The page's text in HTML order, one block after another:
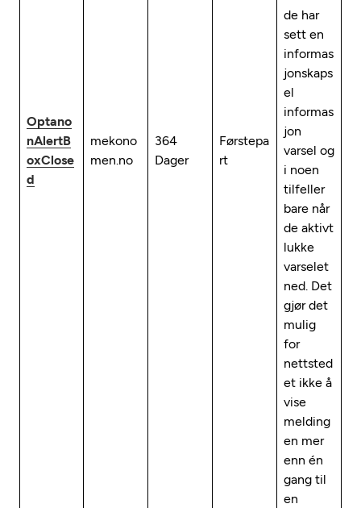
Optano
nAlertB
oxClose
d
mekono
men.no
364
Dager
Førstepa
rt
de har
sett en
informas
jonskaps
el
informas
jon
varsel og
i noen
tilfeller
bare når
de aktivt
lukke
varselet
ned. Det
gjør det
mulig
for
nettsted
et ikke å
vise
melding
en mer
enn én
gang til
en